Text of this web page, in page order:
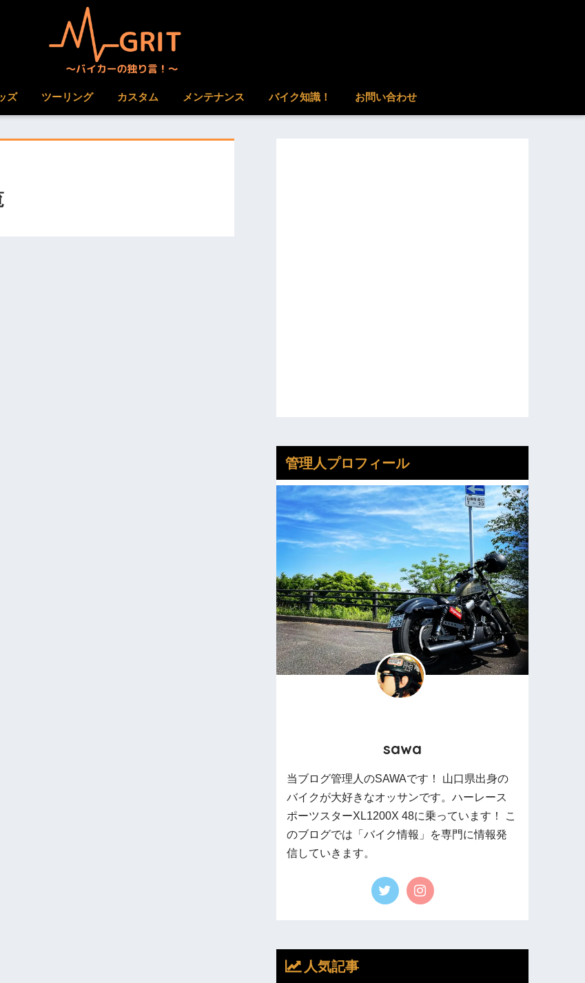
ズ ツーリング カスタム メンテナンス バイク知識！ お問い合わせ
管理人プロフィール
sawa
当ブログ管理人のSAWAです！ 山口県出身の
バイクが大好きなオッサンです。ハーレース
ポーツスターXL1200X 48に乗っています！ こ
のブログでは「バイク情報」を専門に情報発
信していきます。
人気記事